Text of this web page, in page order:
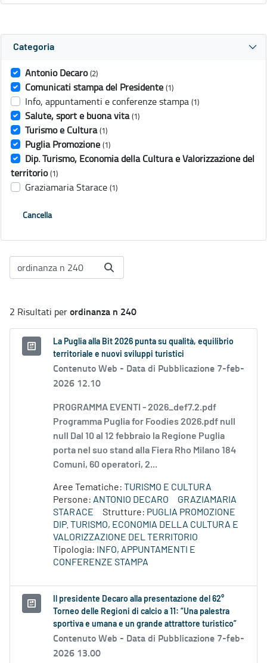
Categoria
Antonio Decaro (2)
Comunicati stampa del Presidente (1)
Info, appuntamenti e conferenze stampa (1)
Salute, sport e buona vita (1)
Turismo e Cultura (1)
Puglia Promozione (1)
Dip. Turismo, Economia della Cultura e Valorizzazione del
territorio (1)
Graziamaria Starace (1)
Cancella
2 Risultati perordinanza n 240
La Puglia alla Bit 2026 punta su qualità, equilibrio
territoriale e nuovi sviluppi turistici
Contenuto Web - Data di Pubblicazione 7-feb-
2026 12.10
PROGRAMMA EVENTI - 2026_def7.2.pdf
Programma Puglia for Foodies 2026.pdf null
null Dal 10 al 12 febbraio la Regione Puglia
porta nel suo stand alla Fiera Rho Milano 184
Comuni, 60 operatori, 2...
Aree Tematiche: TURISMO E CULTURA
Persone: ANTONIO DECARO
GRAZIAMARIA
STARACE
Strutture: PUGLIA PROMOZIONE
DIP. TURISMO, ECONOMIA DELLA CULTURA E
VALORIZZAZIONE DEL TERRITORIO
Tipologia:
INFO, APPUNTAMENTI E
CONFERENZE STAMPA
Il presidente Decaro alla presentazione del 62°
Torneo delle Regioni di calcio a 11: “Una palestra
sportiva e umana e un grande attrattore turistico”
Contenuto Web - Data di Pubblicazione 7-feb-
2026 13.00